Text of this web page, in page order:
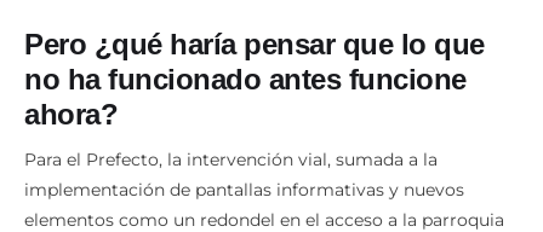
Pero ¿qué haría pensar que lo que
no ha funcionado antes funcione
ahora?
Para el Prefecto, la intervención vial, sumada a la
implementación de pantallas informativas y nuevos
elementos como un redondel en el acceso a la parroquia